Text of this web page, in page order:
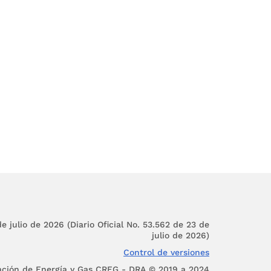
para la prestación
julio de 2026 (Diario Oficial No. 53.562 de 23 de
julio de 2026)
Control de versiones